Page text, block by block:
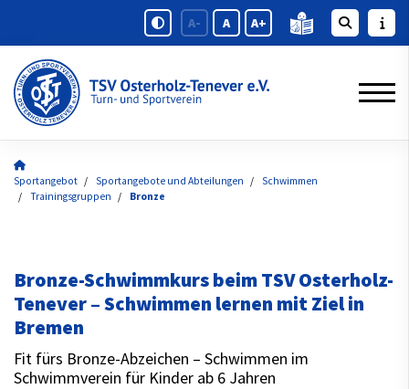
A- A A+
Sportangebot Sportangebote und Abteilungen
Schwimmen
Trainingsgruppen
Bronze
Bronze-Schwimmkurs beim TSV Osterholz-
Tenever – Schwimmen lernen mit Ziel in
Bremen
Fit fürs Bronze-Abzeichen – Schwimmen im
Schwimmverein für Kinder ab 6 Jahren